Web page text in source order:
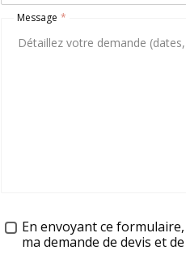
Message *
Traitement des données *
En envoyant ce
ma demande de devis et